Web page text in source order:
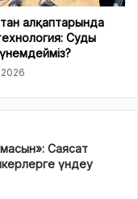
алқаптарында
Суды
Саясат
үндеу